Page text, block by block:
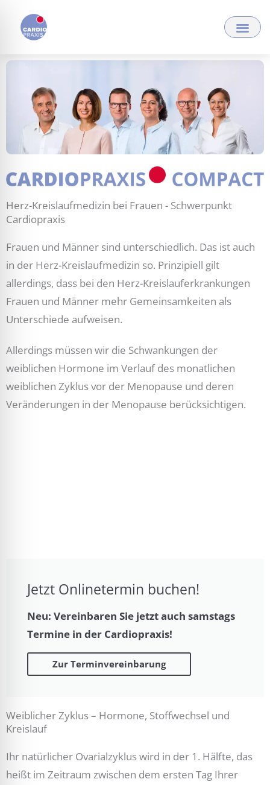
Inhalt
springen
Herz-Kreislaufmedizin bei Frauen - Schwerpunkt
Cardiopraxis
Frauen und Männer sind unterschiedlich. Das ist auch
in der Herz-Kreislaufmedizin so. Prinzipiell gilt
allerdings, dass bei den Herz-Kreislauferkrankungen
Frauen und Männer mehr Gemeinsamkeiten als
Unterschiede aufweisen.
Allerdings müssen wir die Schwankungen der
weiblichen Hormone im Verlauf des monatlichen
weiblichen Zyklus vor der Menopause und deren
Veränderungen in der Menopause berücksichtigen.
Jetzt Onlinetermin buchen!
Neu: Vereinbaren Sie jetzt auch samstags
Termine in der Cardiopraxis!
Zur Terminvereinbarung
Weiblicher Zyklus – Hormone, Stoffwechsel und
Kreislauf
Ihr natürlicher Ovarialzyklus wird in der 1. Hälfte, das
heißt im Zeitraum zwischen dem ersten Tag Ihrer